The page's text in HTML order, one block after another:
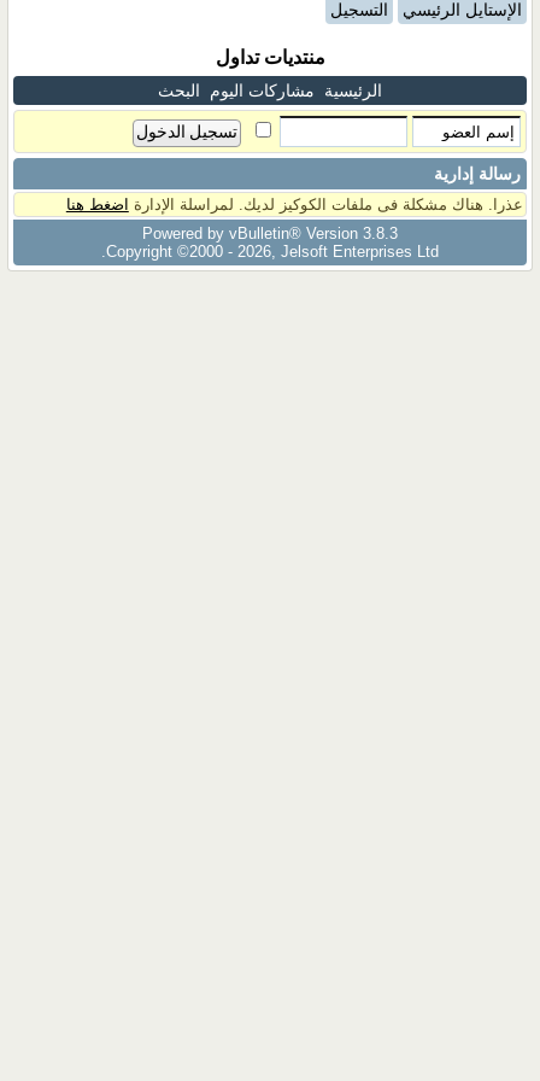
الإستايل الرئيسي التسجيل
منتديات تداول
الرئيسية مشاركات اليوم البحث
رسالة إدارية
عذرا. هناك مشكلة فى ملفات الكوكيز لديك. لمراسلة الإدارة اضغط هنا
Powered by vBulletin® Version 3.8.3
Copyright ©2000 - 2026, Jelsoft Enterprises Ltd.